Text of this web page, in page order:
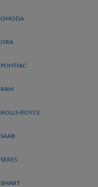
OMODA
ORA
PONTIAC
RAM
ROLLS-ROYCE
SAAB
SERES
SMART